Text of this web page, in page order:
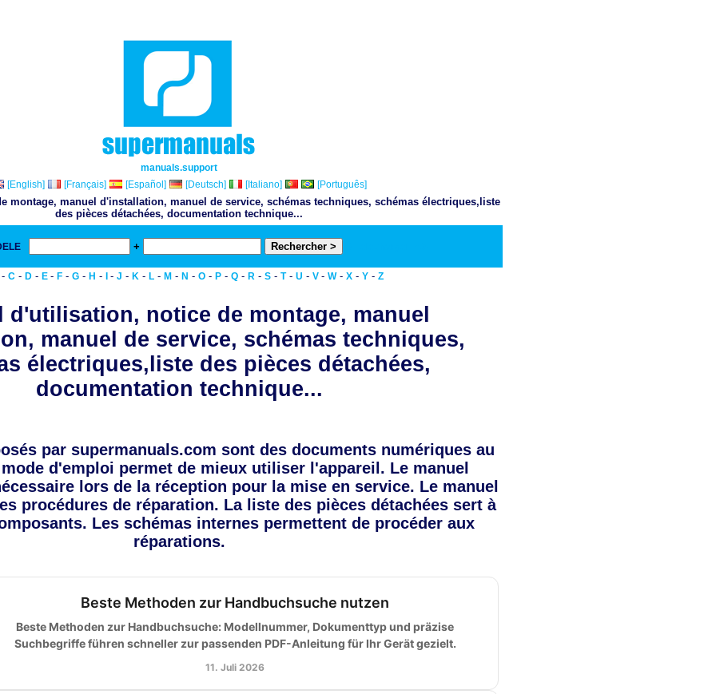
manuals.support
[English]
[Français] [Español] [Deutsch] [Italiano] [Português]
montage, manuel d'installation, manuel de service, schémas techniques, schémas électriques,liste
des pièces détachées, documentation technique...
+
C - D - E - F - G - H - - J - K - L - M - N - O - P - Q - R - S - T- U - V - W- X - Y - Z
d'utilisation, notice de montage, manuel
manuel de service, schémas techniques,
électriques,liste des pièces détachées,
documentation technique...
par supermanuals.com sont des documents numériques au
d'emploi permet de mieux utiliser l'appareil. Le manuel
lors de la réception pour la mise en service. Le manuel
procédures de réparation. La liste des pièces détachées sert à
Les schémas internes permettent de procéder aux
réparations.
Beste Methoden zur Handbuchsuche nutzen
Beste Methoden zur Handbuchsuche: Modellnummer, Dokumenttyp und präzise
Suchbegriffe führen schneller zur passenden PDF-Anleitung für Ihr Gerät gezielt.
11. Juli 2026